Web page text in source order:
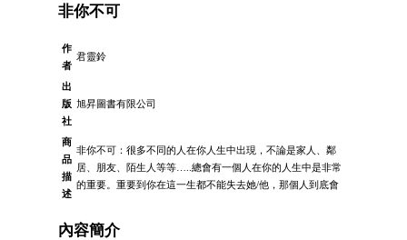
非你不可
作
者
君靈鈴
出
版
社
旭昇圖書有限公司
商
品
描
述
非你不可：很多不同的人在你人生中出現，不論是家人、鄰
居、朋友、陌生人等等…..總會有一個人在你的人生中是非常
的重要。重要到你在這一生都不能失去她/他，那個人到底會
內容簡介